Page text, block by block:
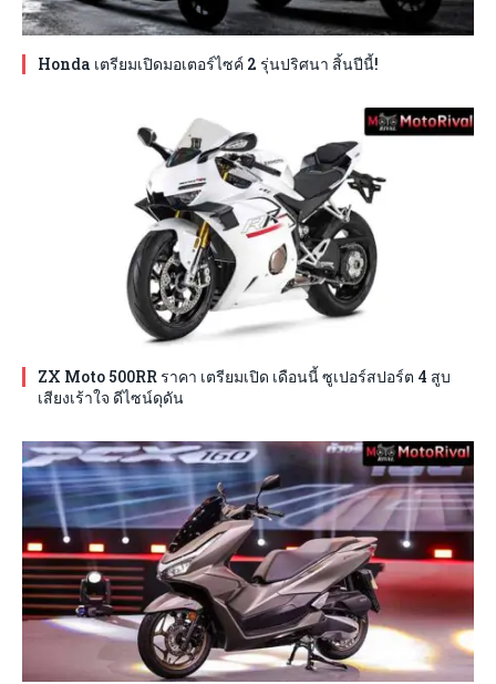
Honda เตรียมเปิดมอเตอร์ไซค์ 2 รุ่นปริศนา สิ้นปีนี้!
ZX Moto 500RR ราคา เตรียมเปิด เดือนนี้ ซูเปอร์สปอร์ต 4 สูบ
เสียงเร้าใจ ดีไซน์ดุดัน